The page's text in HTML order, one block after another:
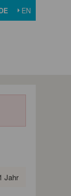
EN
Jahr